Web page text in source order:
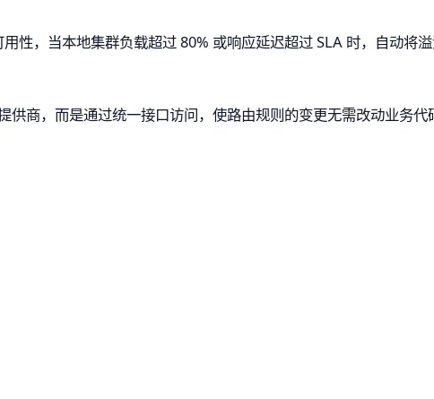
性，当本地集群负载超过 80% 或响应延迟超过 SLA 时，自动将
商，而是通过统一接口访问，使路由规则的变更无需改动业务代